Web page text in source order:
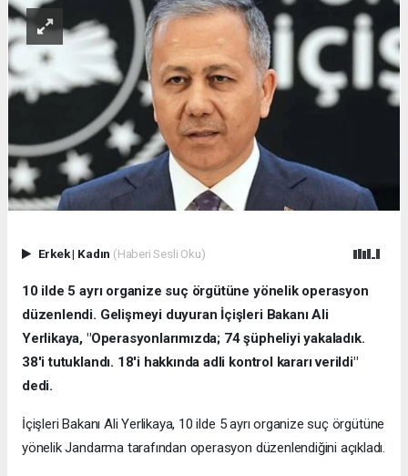
Erkek| Kadın (Haberi Sesli Oku)
10 ilde 5 ayrı organize suç örgütüne yönelik operasyon
düzenlendi. Gelişmeyi duyuran İçişleri Bakanı Ali
Yerlikaya, "Operasyonlarımızda; 74 şüpheliyi yakaladık.
38'i tutuklandı. 18'i hakkında adli kontrol kararı verildi"
dedi.
İçişleri Bakanı Ali Yerlikaya, 10 ilde 5 ayrı organize suç örgütüne
yönelik Jandarma tarafından operasyon düzenlendiğini açıkladı.